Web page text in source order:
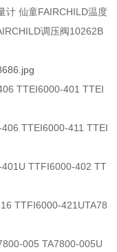
计 仙童FAIRCHILD温度
调压阀10262B
TTEI6000-401 TTEI
TTEI6000-411 TTEI
TTFI6000-402 TT
TTFI6000-421UTA78
005 TA7800-005U